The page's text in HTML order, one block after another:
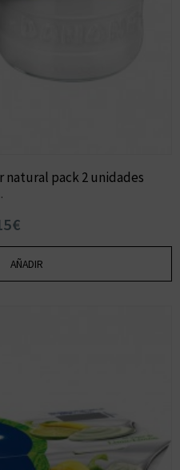
natural pack 2 unidades
..
AÑADIR